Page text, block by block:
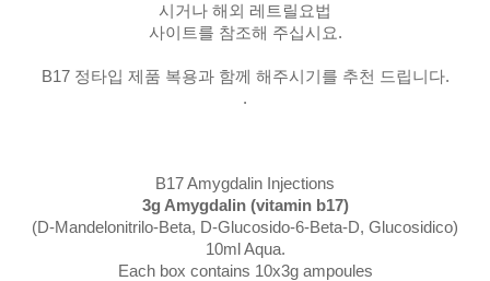
시거나 해외 레트릴요법
사이트를 참조해 주십시요.
B17 정타입 제품 복용과 함께 해주시기를 추천 드립니다.
.
B17 Amygdalin Injections
3g Amygdalin (vitamin b17)
(D-Mandelonitrilo-Beta, D-Glucosido-6-Beta-D, Glucosidico)
10ml Aqua.
Each box contains 10x3g ampoules